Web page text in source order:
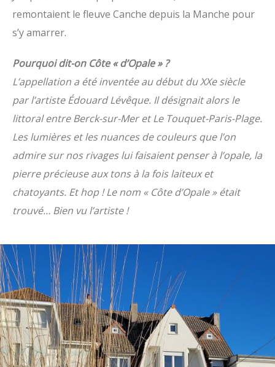
remontaient le fleuve Canche depuis la Manche pour
s’y amarrer.
Pourquoi dit-on Côte « d’Opale » ?
L’appellation a été inventée au début du XXe siècle
par l’artiste Édouard Lévêque. Il désignait alors le
littoral entre Berck-sur-Mer et Le Touquet-Paris-Plage.
Les lumières et les nuances de couleurs que l’on
admire sur nos rivages lui faisaient penser à l’opale, la
pierre précieuse aux tons à la fois laiteux et
chatoyants. Et hop ! Le nom « Côte d’Opale » était
trouvé… Bien vu l’artiste !